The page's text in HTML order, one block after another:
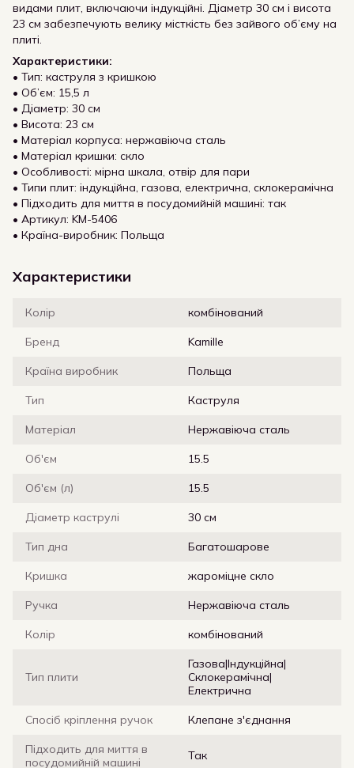
видами плит, включаючи індукційні. Діаметр 30 см і висота
23 см забезпечують велику місткість без зайвого об’єму на
плиті.
Характеристики:
• Тип: каструля з кришкою
• Об’єм: 15,5 л
• Діаметр: 30 см
• Висота: 23 см
• Матеріал корпуса: нержавіюча сталь
• Матеріал кришки: скло
• Особливості: мірна шкала, отвір для пари
• Типи плит: індукційна, газова, електрична, склокерамічна
• Підходить для миття в посудомийній машині: так
• Артикул: KM-5406
• Країна-виробник: Польща
Характеристики
Колір комбінований
Бренд Kamille
Країна виробник Польща
Тип Каструля
Матеріал Нержавіюча сталь
Об'єм 15.5
Об'єм (л) 15.5
Діаметр каструлі 30 см
Тип дна Багатошарове
Кришка жароміцне скло
Ручка Нержавіюча сталь
Колір комбінований
Тип плити
Газова|Індукційна|
Склокерамічна|
Електрична
Спосіб кріплення ручок Клепане з'єднання
Підходить для миття в
посудомийній машині
Так